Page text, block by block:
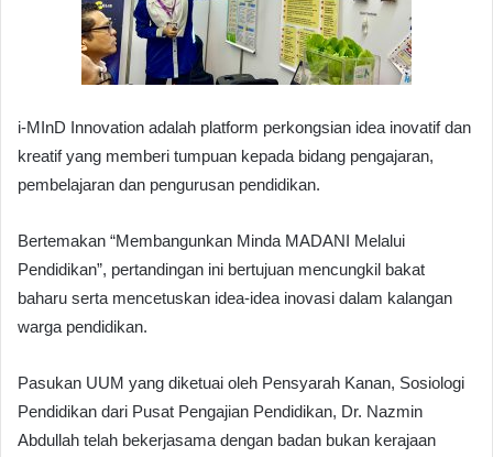
i-MInD Innovation adalah platform perkongsian idea inovatif dan
kreatif yang memberi tumpuan kepada bidang pengajaran,
pembelajaran dan pengurusan pendidikan.
Bertemakan “Membangunkan Minda MADANI Melalui
Pendidikan”, pertandingan ini bertujuan mencungkil bakat
baharu serta mencetuskan idea-idea inovasi dalam kalangan
warga pendidikan.
Pasukan UUM yang diketuai oleh Pensyarah Kanan, Sosiologi
Pendidikan dari Pusat Pengajian Pendidikan, Dr. Nazmin
Abdullah telah bekerjasama dengan badan bukan kerajaan